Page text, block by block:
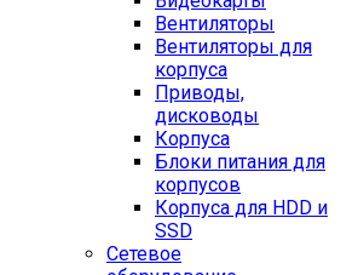
Вентиляторы
Вентиляторы для
корпуса
Приводы,
дисководы
Корпуса
Блоки питания для
корпусов
Корпуса для HDD и
SSD
Сетевое